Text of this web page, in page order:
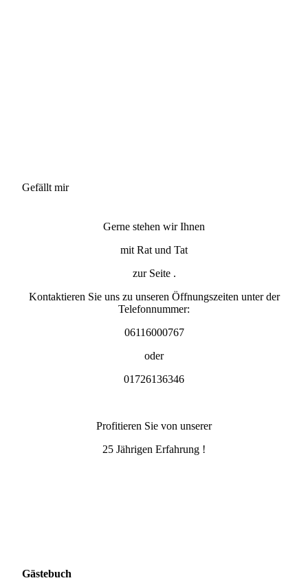
Gefällt mir
Gerne stehen wir Ihnen
mit Rat und Tat
zur Seite .
Kontaktieren Sie uns zu unseren Öffnungszeiten unter der
Telefonnummer:
06116000767
oder
01726136346
Profitieren Sie von unserer
25 Jährigen Erfahrung !
Gästebuch